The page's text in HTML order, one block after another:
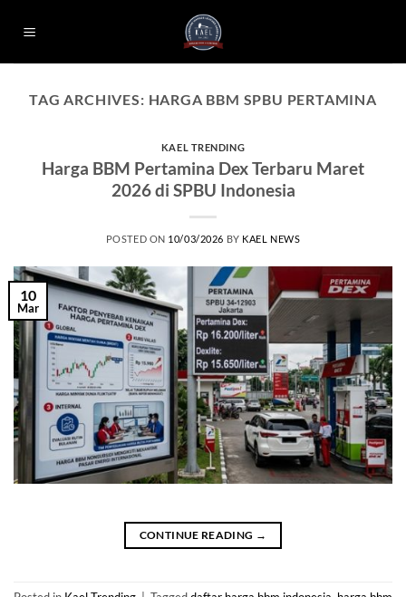
TAG ARCHIVES: HARGA BBM SPBU PERTAMINA
KAEL TRENDING
Harga BBM Pertamina Dex Terbaru Maret
2026 di SPBU Indonesia
POSTED ON 10/03/2026 BY KAEL NEWS
10
Mar
CONTINUE READING →